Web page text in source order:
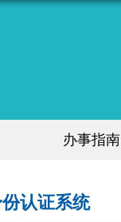
办事指南
认证系统